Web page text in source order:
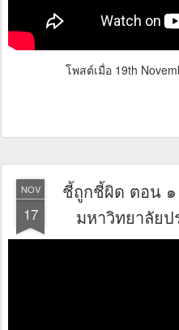
โพสต์เมื่อ 19th
NOV
17
ชี้ถูกชี้ผิด ตอน ๑
มหาวิทยาลัย